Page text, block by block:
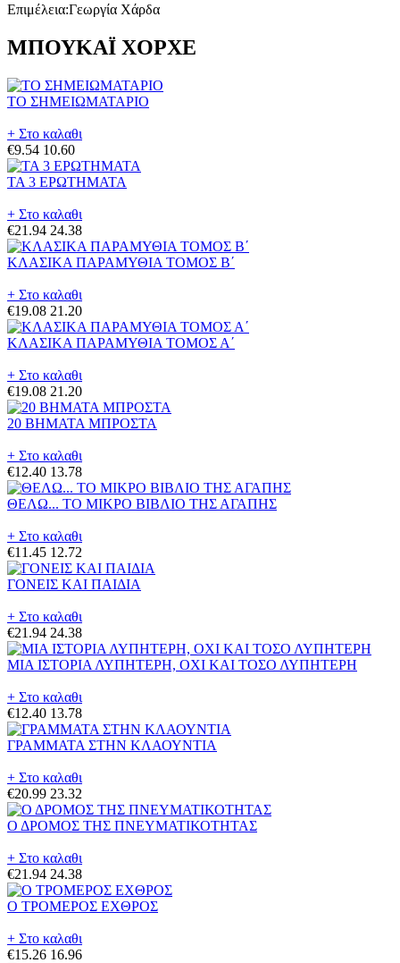
Επιμέλεια:Γεωργία Χάρδα
ΜΠΟΥΚΑΪ ΧΟΡΧΕ
ΤΟ ΣΗΜΕΙΩΜΑΤΑΡΙΟ
+ Στο καλαθι
€9.54 10.60
ΤΑ 3 ΕΡΩΤΗΜΑΤΑ
+ Στο καλαθι
€21.94 24.38
ΚΛΑΣΙΚΑ ΠΑΡΑΜΥΘΙΑ ΤΟΜΟΣ Β΄
+ Στο καλαθι
€19.08 21.20
ΚΛΑΣΙΚΑ ΠΑΡΑΜΥΘΙΑ ΤΟΜΟΣ Α΄
+ Στο καλαθι
€19.08 21.20
20 ΒΗΜΑΤΑ ΜΠΡΟΣΤΑ
+ Στο καλαθι
€12.40 13.78
ΘΕΛΩ... ΤΟ ΜΙΚΡΟ ΒΙΒΛΙΟ ΤΗΣ ΑΓΑΠΗΣ
+ Στο καλαθι
€11.45 12.72
ΓΟΝΕΙΣ ΚΑΙ ΠΑΙΔΙΑ
+ Στο καλαθι
€21.94 24.38
ΜΙΑ ΙΣΤΟΡΙΑ ΛΥΠΗΤΕΡΗ, ΟΧΙ ΚΑΙ ΤΟΣΟ ΛΥΠΗΤΕΡΗ
+ Στο καλαθι
€12.40 13.78
ΓΡΑΜΜΑΤΑ ΣΤΗΝ ΚΛΑΟΥΝΤΙΑ
+ Στο καλαθι
€20.99 23.32
Ο ΔΡΟΜΟΣ ΤΗΣ ΠΝΕΥΜΑΤΙΚΟΤΗΤΑΣ
+ Στο καλαθι
€21.94 24.38
Ο ΤΡΟΜΕΡΟΣ ΕΧΘΡΟΣ
+ Στο καλαθι
€15.26 16.96